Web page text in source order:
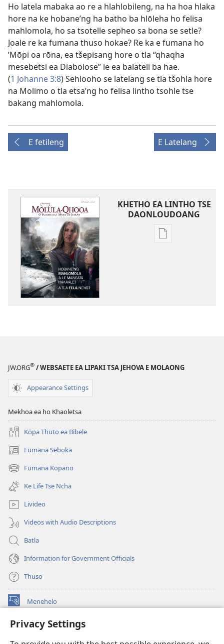
Privacy Settings
Ho latela mabaka ao re a hlahlobileng, na ha hoa hlaka
hore na ke hobane’ng ha batho ba hlōleha ho felisa
mahlomola, ho sa tsotelle sepheo sa bona se setle?
Joale re ka fumana thuso hokae? Re ka e fumana ho
’Mōpi oa rōna, ea tšepisang hore o tla “qhaqha
mesebetsi ea Diabolose” le ea balateli ba hae.
(1 Johanne 3:8) Sehlooho se latelang se tla tšohla hore
na Molimo o tla etsa’ng ho felisa lintho tsohle tse
bakang mahlomola.
E fetileng E Latelang
KHETHO EA LINTHO TSE
DAONLOUDOANG
Khetho
ha
Mangata
JW.ORG® / WEBSAETE EA LIPAKI TSA JEHOVA E MOLAONG
Appearance Settings
Mekhoa ea ho Khaoletsa
Kōpa Thuto ea Bibele
Fumana Seboka
(opens
new
window)
Fumana Kopano
(opens
new
window)
Ke Life Tse Ncha
Livideo
Videos with Audio Descriptions
Batla
Information for Government Officials
Thuso
Menehelo
(opens
window)Watchtower ONLINE LIBRARY